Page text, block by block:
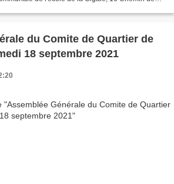
du Comite de Quartier de
18 septembre 2021